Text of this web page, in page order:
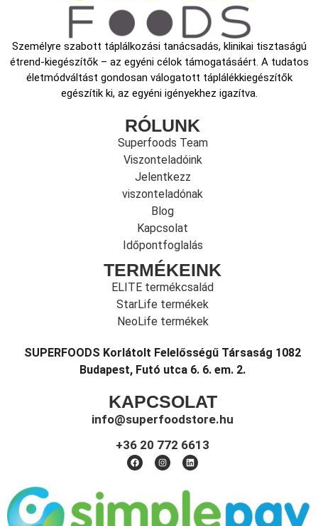
Személyre szabott táplálkozási tanácsadás, klinikai tisztaságú
étrend-kiegészítők – az egyéni célok támogatásáért. A tudatos
életmódváltást gondosan válogatott táplálékkiegészítők
egészítik ki, az egyéni igényekhez igazítva.
RÓLUNK
Superfoods Team
Viszonteladóink
Jelentkezz
viszonteladónak
Blog
Kapcsolat
Időpontfoglalás
TERMÉKEINK
ELITE termékcsalád
StarLife termékek
NeoLife termékek
SUPERFOODS Korlátolt Felelősségű Társaság 1082
Budapest, Futó utca 6. 6. em. 2.
KAPCSOLAT
info@superfoodstore.hu
+36 20 772 6613